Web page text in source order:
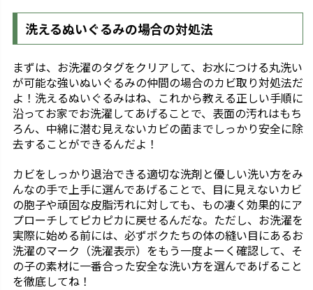
洗えるぬいぐるみの場合の対処法
まずは、お洗濯のタグをクリアして、お水につける丸洗い
が可能な強いぬいぐるみの仲間の場合のカビ取り対処法だ
よ！洗えるぬいぐるみはね、これから教える正しい手順に
沿ってお家でお洗濯してあげることで、表面の汚れはもち
ろん、中綿に潜む見えないカビの菌までしっかり安全に除
去することができるんだよ！
カビをしっかり退治できる適切な洗剤と優しい洗い方をみ
んなの手で上手に選んであげることで、目に見えないカビ
の胞子や頑固な皮脂汚れに対しても、もの凄く効果的にア
プローチしてピカピカに戻せるんだな。ただし、お洗濯を
実際に始める前には、必ずボクたちの体の縫い目にあるお
洗濯のマーク（洗濯表示）をもう一度よーく確認して、そ
の子の素材に一番合った安全な洗い方を選んであげること
を徹底してね！